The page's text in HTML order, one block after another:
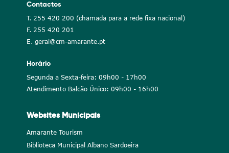
Contactos
T. 255 420 200 (chamada para a rede fixa nacional)
F. 255 420 201
E. geral@cm-amarante.pt
Horário
Segunda a Sexta-feira: 09h00 - 17h00
Atendimento Balcão Único: 09h00 - 16h00
Websites Municipais
Amarante Tourism
Biblioteca Municipal Albano Sardoeira